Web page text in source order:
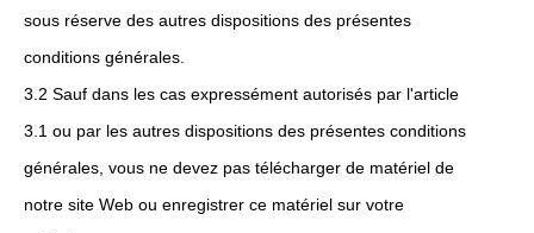
sous réserve des autres dispositions des présentes
conditions générales.
3.2 Sauf dans les cas expressément autorisés par l'article
3.1 ou par les autres dispositions des présentes conditions
générales, vous ne devez pas télécharger de matériel de
notre site Web ou enregistrer ce matériel sur votre